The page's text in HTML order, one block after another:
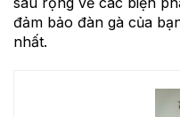
đảm bảo đàn gà của
nhất.